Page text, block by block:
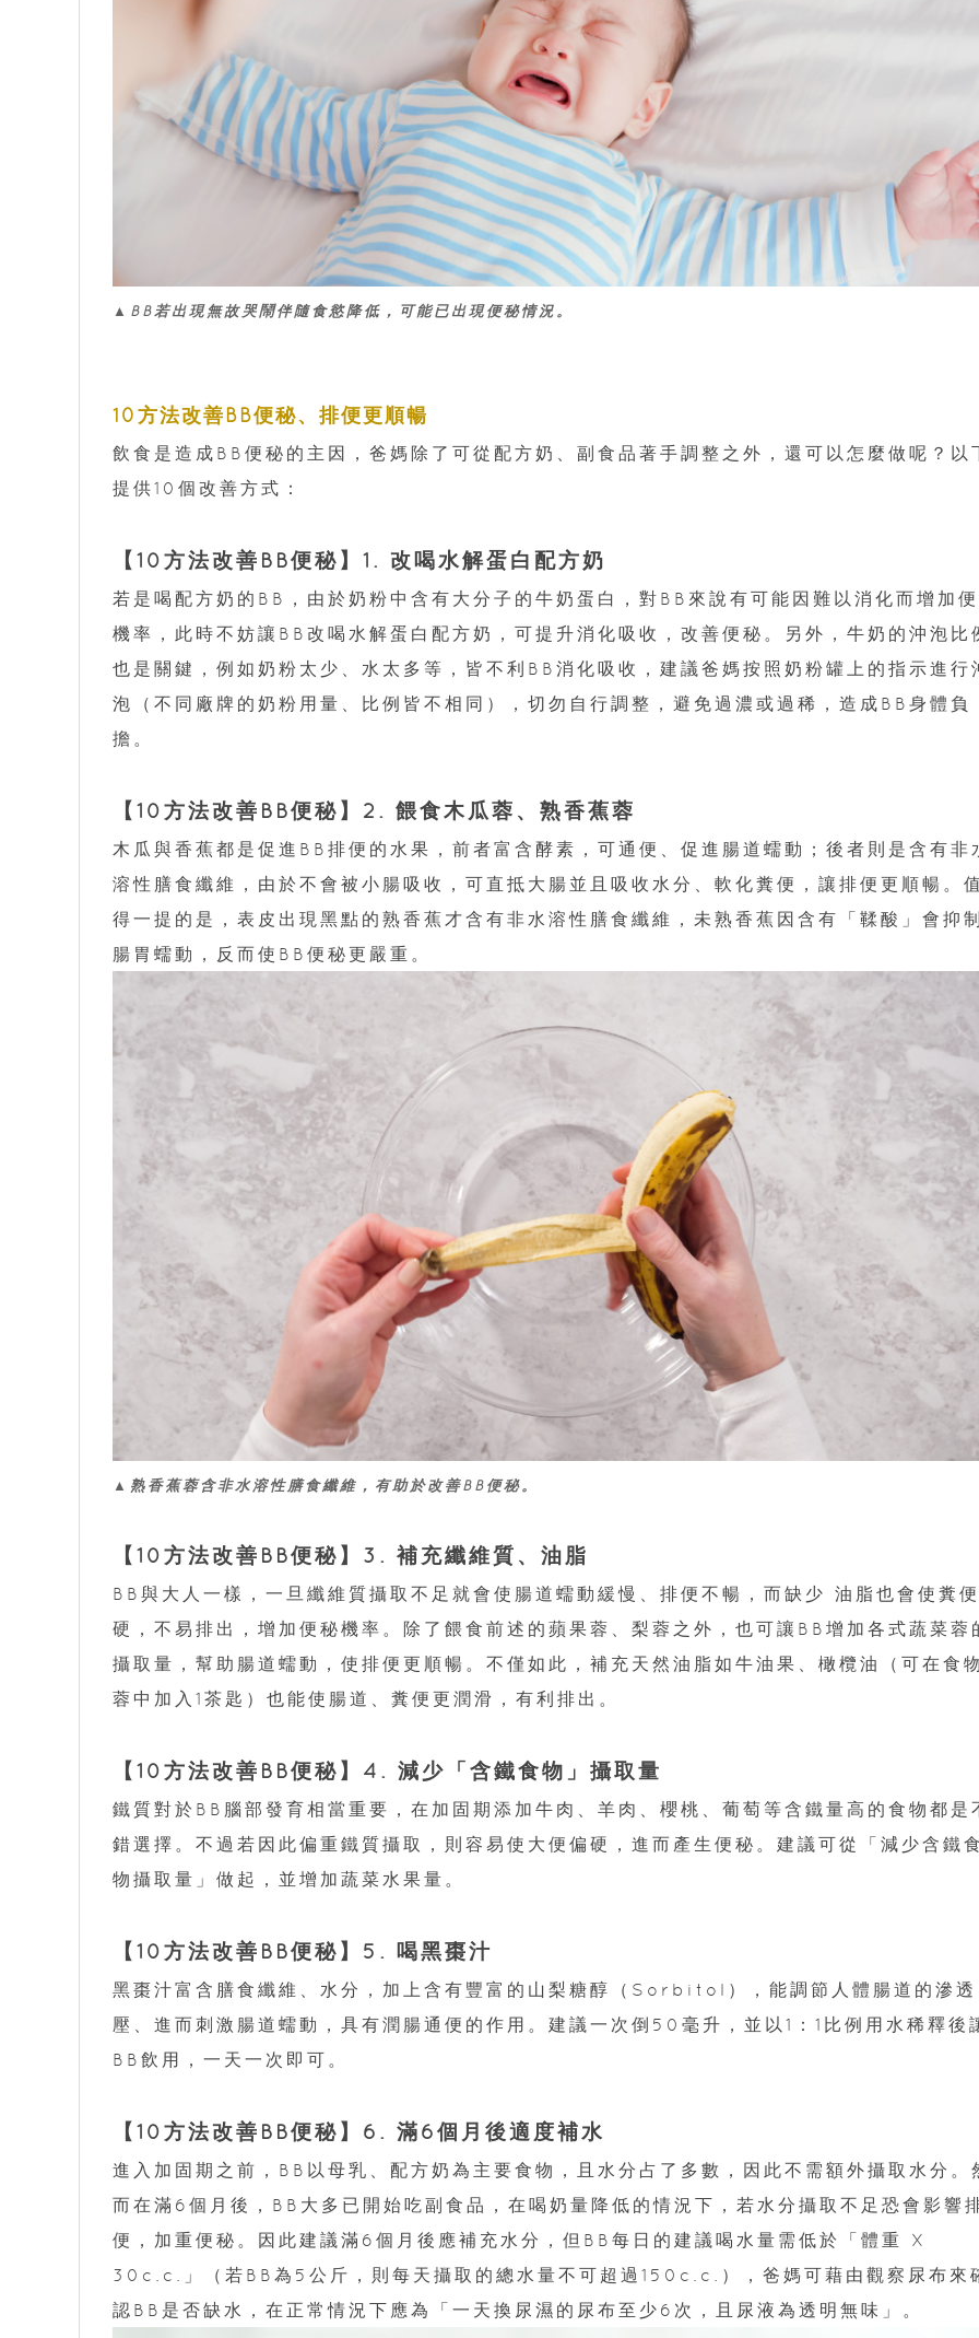
▲BB若出現無故哭鬧伴隨食慾降低，可能已出現便秘情況。
10方法改善BB便秘、排便更順暢
飲食是造成BB便秘的主因，爸媽除了可從配方奶、副食品著手調整之外，還可以怎麼做呢？以
提供10個改善方式：
【10方法改善BB便秘】1. 改喝水解蛋白配方奶
若是喝配方奶的BB，由於奶粉中含有大分子的牛奶蛋白，對BB來說有可能因難以消化而增加
機率，此時不妨讓BB改喝水解蛋白配方奶，可提升消化吸收，改善便秘。另外，牛奶的沖泡比
也是關鍵，例如奶粉太少、水太多等，皆不利BB消化吸收，建議爸媽按照奶粉罐上的指示進行
泡（不同廠牌的奶粉用量、比例皆不相同），切勿自行調整，避免過濃或過稀，造成BB身體負
擔。
【10方法改善BB便秘】2. 餵食木瓜蓉、熟香蕉蓉
木瓜與香蕉都是促進BB排便的水果，前者富含酵素，可通便、促進腸道蠕動；後者則是含有非
溶性膳食纖維，由於不會被小腸吸收，可直抵大腸並且吸收水分、軟化糞便，讓排便更順暢。
得一提的是，表皮出現黑點的熟香蕉才含有非水溶性膳食纖維，未熟香蕉因含有「鞣酸」會抑
腸胃蠕動，反而使BB便秘更嚴重。
▲熟香蕉蓉含非水溶性膳食纖維，有助於改善BB便秘。
【10方法改善BB便秘】3. 補充纖維質、油脂
BB與大人一樣，一旦纖維質攝取不足就會使腸道蠕動緩慢、排便不暢，而缺少 油脂也會使糞
硬，不易排出，增加便秘機率。除了餵食前述的蘋果蓉、梨蓉之外，也可讓BB增加各式蔬菜蓉
攝取量，幫助腸道蠕動，使排便更順暢。不僅如此，補充天然油脂如牛油果、橄欖油（可在食
蓉中加入1茶匙）也能使腸道、糞便更潤滑，有利排出。
【10方法改善BB便秘】4. 減少「含鐵食物」攝取量
鐵質對於BB腦部發育相當重要，在加固期添加牛肉、羊肉、櫻桃、葡萄等含鐵量高的食物都是
錯選擇。不過若因此偏重鐵質攝取，則容易使大便偏硬，進而產生便秘。建議可從「減少含鐵
物攝取量」做起，並增加蔬菜水果量。
【10方法改善BB便秘】5. 喝黑棗汁
黑棗汁富含膳食纖維、水分，加上含有豐富的山梨糖醇（Sorbitol），能調節人體腸道的滲透
壓、進而刺激腸道蠕動，具有潤腸通便的作用。建議一次倒50毫升，並以1：1比例用水稀釋後
BB飲用，一天一次即可。
【10方法改善BB便秘】6. 滿6個月後適度補水
進入加固期之前，BB以母乳、配方奶為主要食物，且水分占了多數，因此不需額外攝取水分。
而在滿6個月後，BB大多已開始吃副食品，在喝奶量降低的情況下，若水分攝取不足恐會影響
便，加重便秘。因此建議滿6個月後應補充水分，但BB每日的建議喝水量需低於「體重 X
30c.c.」（若BB為5公斤，則每天攝取的總水量不可超過150c.c.），爸媽可藉由觀察尿布來
認BB是否缺水，在正常情況下應為「一天換尿濕的尿布至少6次，且尿液為透明無味」。